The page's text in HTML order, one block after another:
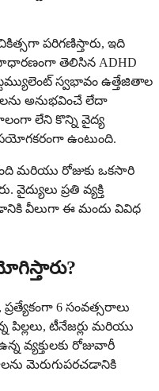
పరిగణిస్తారు, ఇది
తెలిసిన ADHD
స్వభావం ఉత్తేజితాల
అనుభవించే లేదా
లేని కొన్ని వైద్య
ఉంటుంది.
మరియు రోజుకు ఒకసారి
ప్రతి వ్యక్తి
వీలుగా ఈ మందు వివిధ
6 సంవత్సరాలు
టీనేజర్లు మరియు
వ్యక్తులకు రోజువారీ
మెరుగుపరచడానికి